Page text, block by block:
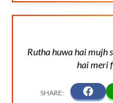
Rutha huwa hai mujh
hai meri